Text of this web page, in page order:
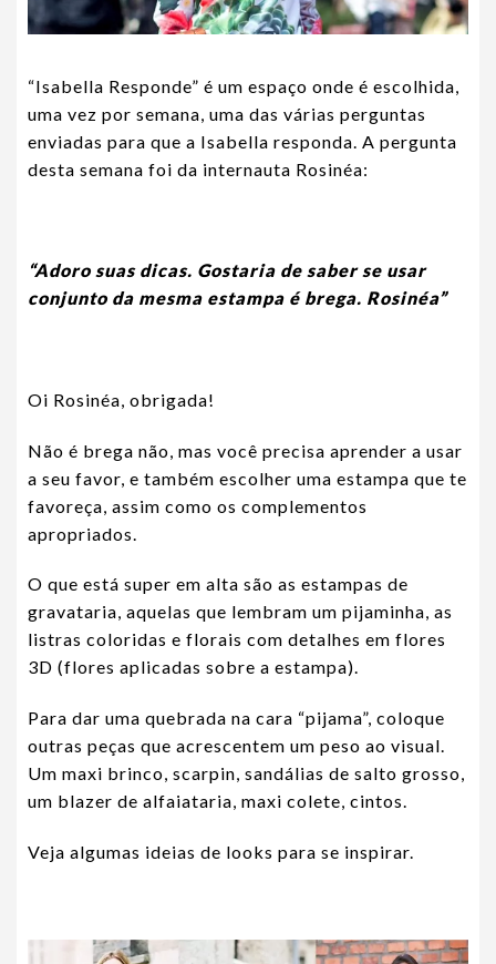
“Isabella Responde” é um espaço onde é escolhida,
uma vez por semana, uma das várias perguntas
enviadas para que a Isabella responda. A pergunta
desta semana foi da internauta Rosinéa:
“Adoro suas dicas. Gostaria de saber se usar
conjunto da mesma estampa é brega. Rosinéa”
Oi Rosinéa, obrigada!
Não é brega não, mas você precisa aprender a usar
a seu favor, e também escolher uma estampa que te
favoreça, assim como os complementos
apropriados.
O que está super em alta são as estampas de
gravataria, aquelas que lembram um pijaminha, as
listras coloridas e florais com detalhes em flores
3D (flores aplicadas sobre a estampa).
Para dar uma quebrada na cara “pijama”, coloque
outras peças que acrescentem um peso ao visual.
Um maxi brinco, scarpin, sandálias de salto grosso,
um blazer de alfaiataria, maxi colete, cintos.
Veja algumas ideias de looks para se inspirar.